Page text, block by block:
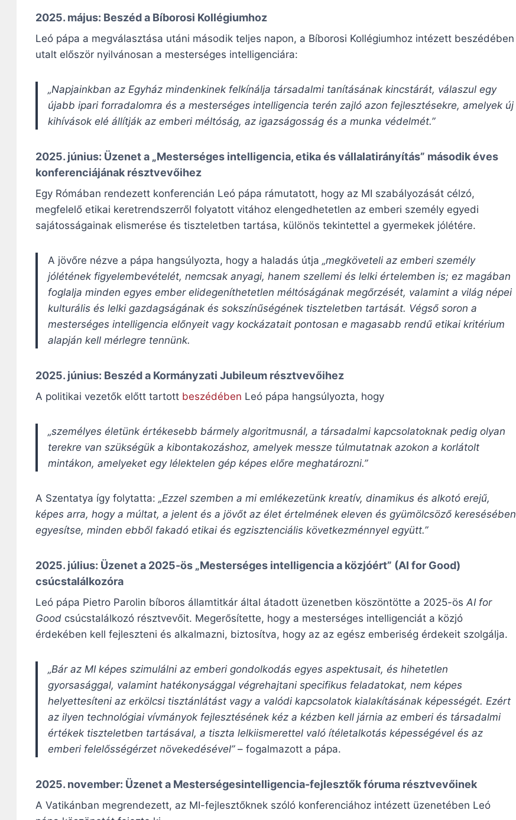
2025. május: Beszéd a Bíborosi Kollégiumhoz
Leó pápa a megválasztása utáni második teljes napon, a Bíborosi Kollégiumhoz intézett beszédében
utalt először nyilvánosan a mesterséges intelligenciára:
„Napjainkban az Egyház mindenkinek felkínálja társadalmi tanításának kincstárát, válaszul egy
újabb ipari forradalomra és a mesterséges intelligencia terén zajló azon fejlesztésekre, amelyek új
kihívások elé állítják az emberi méltóság, az igazságosság és a munka védelmét.”
2025. június: Üzenet a „Mesterséges intelligencia, etika és vállalatirányítás” második éves
konferenciájának résztvevőihez
Egy Rómában rendezett konferencián Leó pápa rámutatott, hogy az MI szabályozását célzó,
megfelelő etikai keretrendszerről folyatott vitához elengedhetetlen az emberi személy egyedi
sajátosságainak elismerése és tiszteletben tartása, különös tekintettel a gyermekek jólétére.
A jövőre nézve a pápa hangsúlyozta, hogy a haladás útja „megköveteli az emberi személy
jólétének figyelembevételét, nemcsak anyagi, hanem szellemi és lelki értelemben is; ez magában
foglalja minden egyes ember elidegeníthetetlen méltóságának megőrzését, valamint a világ népei
kulturális és lelki gazdagságának és sokszínűségének tiszteletben tartását. Végső soron a
mesterséges intelligencia előnyeit vagy kockázatait pontosan e magasabb rendű etikai kritérium
alapján kell mérlegre tennünk.
2025. június: Beszéd a Kormányzati Jubileum résztvevőihez
A politikai vezetők előtt tartott beszédében Leó pápa hangsúlyozta, hogy
„személyes életünk értékesebb bármely algoritmusnál, a társadalmi kapcsolatoknak pedig olyan
terekre van szükségük a kibontakozáshoz, amelyek messze túlmutatnak azokon a korlátolt
mintákon, amelyeket egy lélektelen gép képes előre meghatározni.”
A Szentatya így folytatta: „Ezzel szemben a mi emlékezetünk kreatív, dinamikus és alkotó erejű,
képes arra, hogy a múltat, a jelent és a jövőt az élet értelmének eleven és gyümölcsöző keresésében
egyesítse, minden ebből fakadó etikai és egzisztenciális következménnyel együtt.”
2025. július: Üzenet a 2025-ös „Mesterséges intelligencia a közjóért” (AI for Good)
csúcstalálkozóra
Leó pápa Pietro Parolin bíboros államtitkár által átadott üzenetben köszöntötte a 2025-ös AI for
Good csúcstalálkozó résztvevőit. Megerősítette, hogy a mesterséges intelligenciát a közjó
érdekében kell fejleszteni és alkalmazni, biztosítva, hogy az az egész emberiség érdekeit szolgálja.
„Bár az MI képes szimulálni az emberi gondolkodás egyes aspektusait, és hihetetlen
gyorsasággal, valamint hatékonysággal végrehajtani specifikus feladatokat, nem képes
helyettesíteni az erkölcsi tisztánlátást vagy a valódi kapcsolatok kialakításának képességét. Ezért
az ilyen technológiai vívmányok fejlesztésének kéz a kézben kell járnia az emberi és társadalmi
értékek tiszteletben tartásával, a tiszta lelkiismerettel való ítéletalkotás képességével és az
emberi felelősségérzet növekedésével”– fogalmazott a pápa.
2025. november: Üzenet a Mesterségesintelligencia-fejlesztők fóruma résztvevőinek
A Vatikánban megrendezett, az MI-fejlesztőknek szóló konferenciához intézett üzenetében Leó